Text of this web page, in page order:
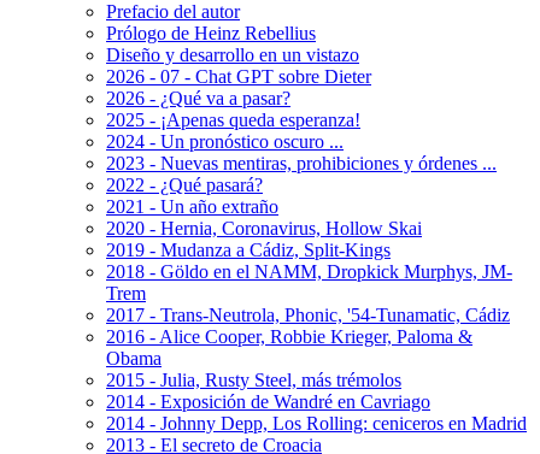
Prefacio del autor
Prólogo de Heinz Rebellius
Diseño y desarrollo en un vistazo
2026 - 07 - Chat GPT sobre Dieter
2026 - ¿Qué va a pasar?
2025 - ¡Apenas queda esperanza!
2024 - Un pronóstico oscuro ...
2023 - Nuevas mentiras, prohibiciones y órdenes ...
2022 - ¿Qué pasará?
2021 - Un año extraño
2020 - Hernia, Coronavirus, Hollow Skai
2019 - Mudanza a Cádiz, Split-Kings
2018 - Göldo en el NAMM, Dropkick Murphys, JM-
Trem
2017 - Trans-Neutrola, Phonic, '54-Tunamatic, Cádiz
2016 - Alice Cooper, Robbie Krieger, Paloma &
Obama
2015 - Julia, Rusty Steel, más trémolos
2014 - Exposición de Wandré en Cavriago
2014 - Johnny Depp, Los Rolling: ceniceros en Madrid
2013 - El secreto de Croacia